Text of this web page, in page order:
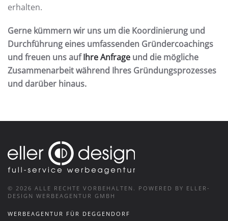
erhalten.
Gerne kümmern wir uns um die Koordinierung und
Durchführung eines umfassenden Gründercoachings
und freuen uns aufIhre Anfrage und die mögliche
Zusammenarbeit während Ihres Gründungsprozesses
und darüber hinaus.
© 2026 ALLE RECHTE VORBEHALTEN. POWERED BY ELLER-
DESIGN WERBEAGENTUR GMBH
WERBEAGENTUR FÜR DEGGENDORF